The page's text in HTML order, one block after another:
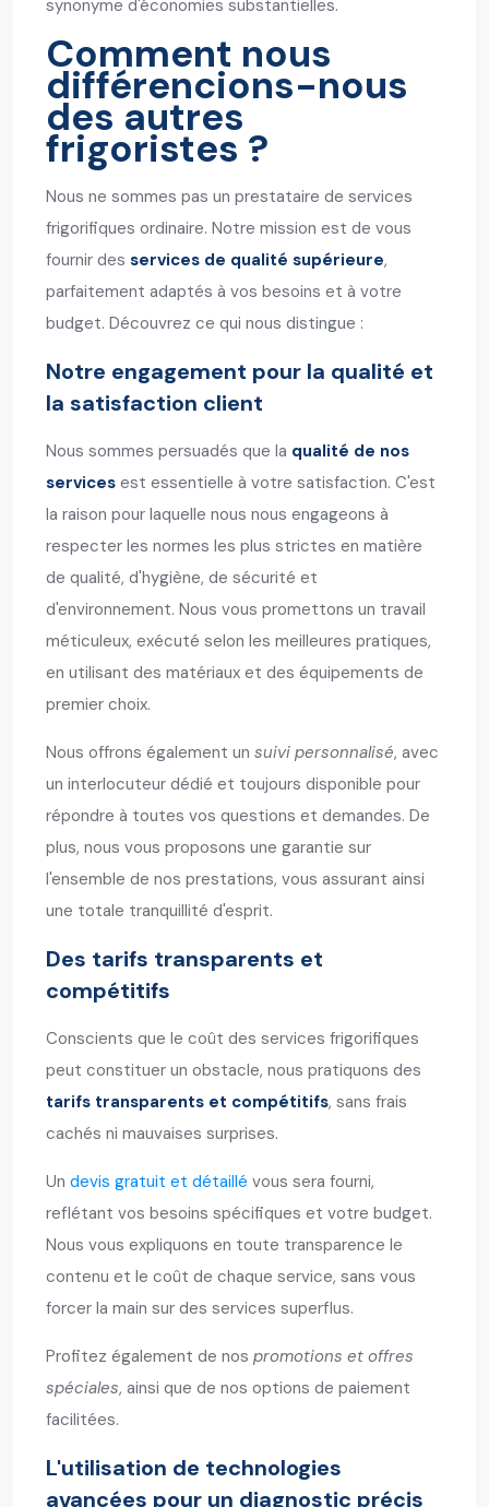
synonyme d'économies substantielles.
Comment nous
différencions-nous
des autres
frigoristes ?
Nous ne sommes pas un prestataire de services
frigorifiques ordinaire. Notre mission est de vous
fournir des services de qualité supérieure,
parfaitement adaptés à vos besoins et à votre
budget. Découvrez ce qui nous distingue :
Notre engagement pour la qualité et
la satisfaction client
Nous sommes persuadés que la qualité de nos
services est essentielle à votre satisfaction. C'est
la raison pour laquelle nous nous engageons à
respecter les normes les plus strictes en matière
de qualité, d'hygiène, de sécurité et
d'environnement. Nous vous promettons un travail
méticuleux, exécuté selon les meilleures pratiques,
en utilisant des matériaux et des équipements de
premier choix.
Nous offrons également un suivi personnalisé, avec
un interlocuteur dédié et toujours disponible pour
répondre à toutes vos questions et demandes. De
plus, nous vous proposons une garantie sur
l'ensemble de nos prestations, vous assurant ainsi
une totale tranquillité d'esprit.
Des tarifs transparents et
compétitifs
Conscients que le coût des services frigorifiques
peut constituer un obstacle, nous pratiquons des
tarifs transparents et compétitifs, sans frais
cachés ni mauvaises surprises.
Un devis gratuit et détaillé vous sera fourni,
reflétant vos besoins spécifiques et votre budget.
Nous vous expliquons en toute transparence le
contenu et le coût de chaque service, sans vous
forcer la main sur des services superflus.
Profitez également de nos promotions et offres
spéciales, ainsi que de nos options de paiement
facilitées.
L'utilisation de technologies
avancées pour un diagnostic précis